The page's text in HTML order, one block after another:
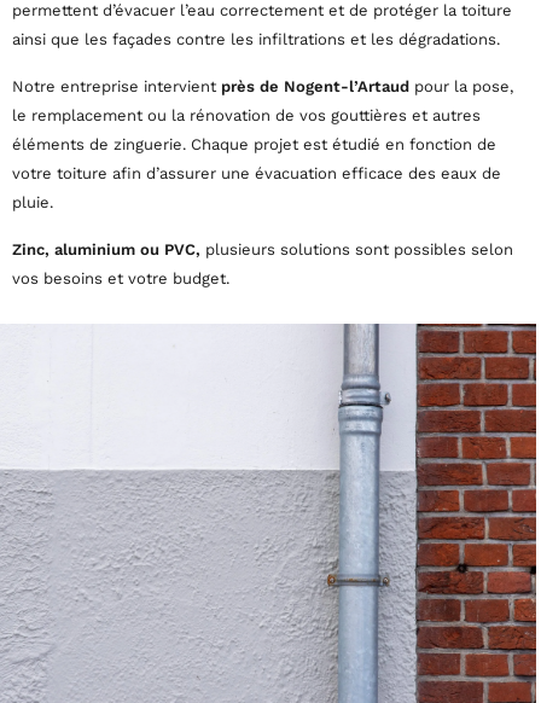
permettent d’évacuer l’eau correctement et de protéger la toiture
ainsi que les façades contre les infiltrations et les dégradations.
Notre entreprise intervient près de Nogent-l’Artaud pour la pose,
le remplacement ou la rénovation de vos gouttières et autres
éléments de zinguerie. Chaque projet est étudié en fonction de
votre toiture afin d’assurer une évacuation efficace des eaux de
pluie.
Zinc, aluminium ou PVC, plusieurs solutions sont possibles selon
vos besoins et votre budget.